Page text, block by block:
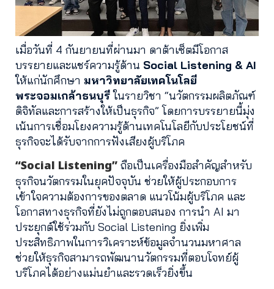
เมื่อวันที่ 4 กันยายนที่ผ่านมา ดาต้าเซ็ตมีโอกาส
บรรยายและแชร์ความรู้ด้าน Social Listening & AI
ให้แก่นักศึกษา มหาวิทยาลัยเทคโนโลยี
พระจอมเกล้าธนบุรีในรายวิชา “นวัตกรรมผลิตภัณฑ์
ดิจิทัลและการสร้างให้เป็นธุรกิจ” โดยการบรรยายนี้มุ่ง
เน้นการเชื่อมโยงความรู้ด้านเทคโนโลยีกับประโยชน์ที่
ธุรกิจจะได้รับจากการฟังเสียงผู้บริโภค
“Social Listening” ถือเป็นเครื่องมือสำคัญสำหรับ
ธุรกิจนวัตกรรมในยุคปัจจุบัน ช่วยให้ผู้ประกอบการ
เข้าใจความต้องการของตลาด แนวโน้มผู้บริโภค และ
โอกาสทางธุรกิจที่ยังไม่ถูกตอบสนอง การนำ AI มา
ประยุกต์ใช้ร่วมกับ Social Listening ยิ่งเพิ่ม
ประสิทธิภาพในการวิเคราะห์ข้อมูลจำนวนมหาศาล
ช่วยให้ธุรกิจสามารถพัฒนานวัตกรรมที่ตอบโจทย์ผู้
บริโภคได้อย่างแม่นยำและรวดเร็วยิ่งขึ้น